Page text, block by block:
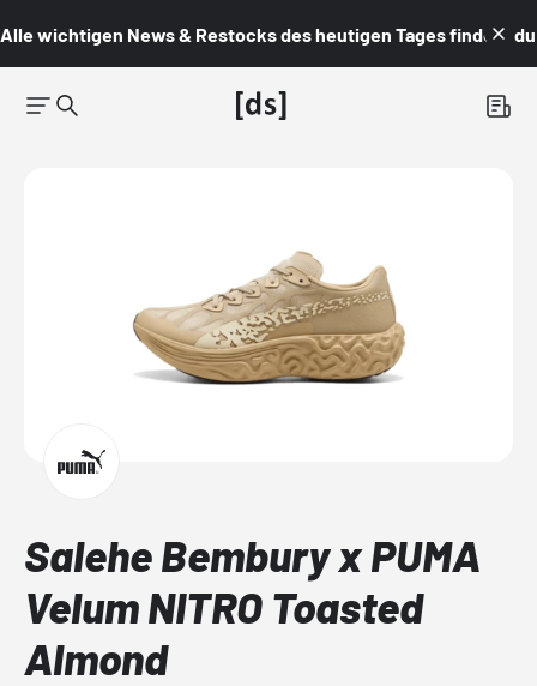
Alle wichtigen News & Restocks des heutigen Tages findest du
Salehe Bembury x PUMA
Velum NITRO Toasted
Almond